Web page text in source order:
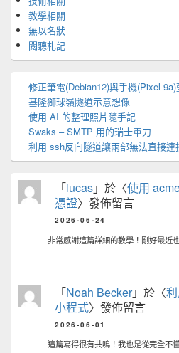
教學相關
無以名狀
閱聽札記
修正筆電(Debian12)與手機(Pixel
基隆獅球嶺隧道示意想像
使用 AI 的整理照片隨手記
Swaks – SMTP 用的瑞士軍刀
利用 ssh反向隧道讓兩部無法直接
「lucas」於〈使用
憑證〉發佈留言
2026-06-24
非常感謝這篇詳細的教學！剛好最近
「Noah Becker」於〈
小程式〉發佈留言
2026-06-01
這篇寫得很有共鳴！我也是從完全不